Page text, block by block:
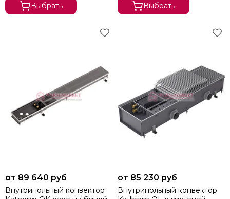
Выбрать
Выбрать
от 89 640 руб
Внутрипольный конвектор
от 85 230 руб
Внутрипольный конвектор